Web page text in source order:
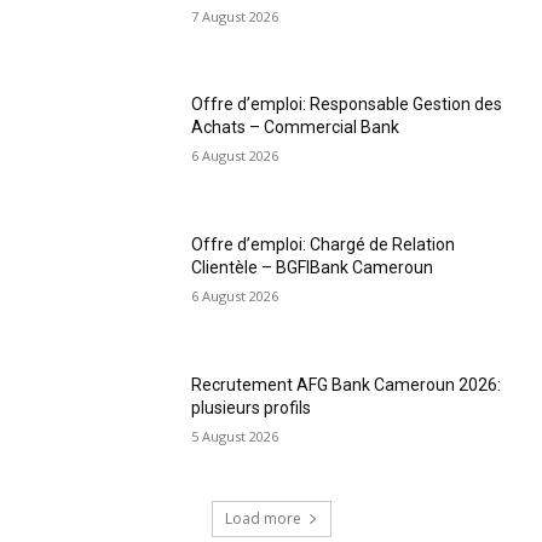
7 August 2026
Offre d’emploi: Responsable Gestion des
Achats – Commercial Bank
6 August 2026
Offre d’emploi: Chargé de Relation
Clientèle – BGFIBank Cameroun
6 August 2026
Recrutement AFG Bank Cameroun 2026:
plusieurs profils
5 August 2026
Load more